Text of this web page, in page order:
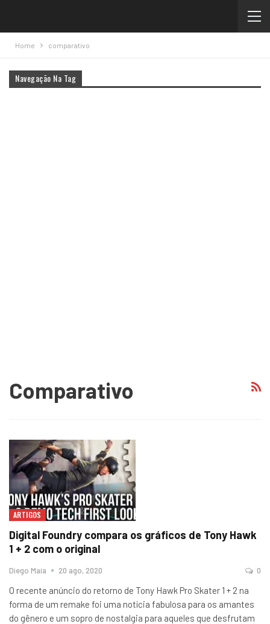
Home comparativo
Navegação Na Tag
Comparativo
ARTIGOS
Digital Foundry compara os gráficos de Tony Hawk
1 + 2 com o original
Diego Maia 20 ago, 2020 0
O recente anúncio do retorno de Tony Hawk Pro Skater 1 + 2 na
forma de um remake foi uma notícia fabulosa para os amantes
do gênero e um sopro de nostalgia para aqueles que desfrutam